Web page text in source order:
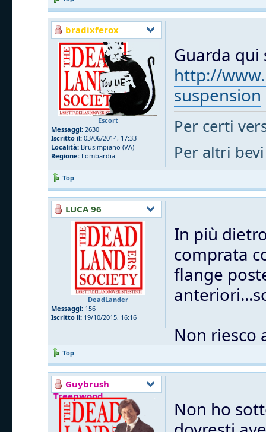
bradixferox
Escort
Messaggi: 2630
Iscritto il: 03/06/2014, 17:33
Località: Brusimpiano (VA)
Regione: Lombardia
Guarda qui
http://
suspension
Per certi
Per altri bevi
Top
LUCA 96
DeadLander
Messaggi: 156
Iscritto il: 19/10/2015, 16:16
In più
comprata
flange
Non riesco
Top
Guybrush
Treepwood
Non ho